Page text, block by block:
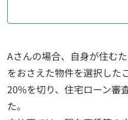
Aさんの場合、自身が住む
をおさえた物件を選択した
20%を切り、住宅ローン審
た。